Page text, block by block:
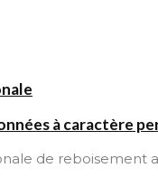
à caractère
de reboisement